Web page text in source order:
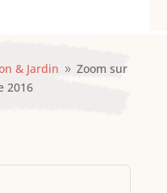
& Jardin 9 Zoom sur
2016